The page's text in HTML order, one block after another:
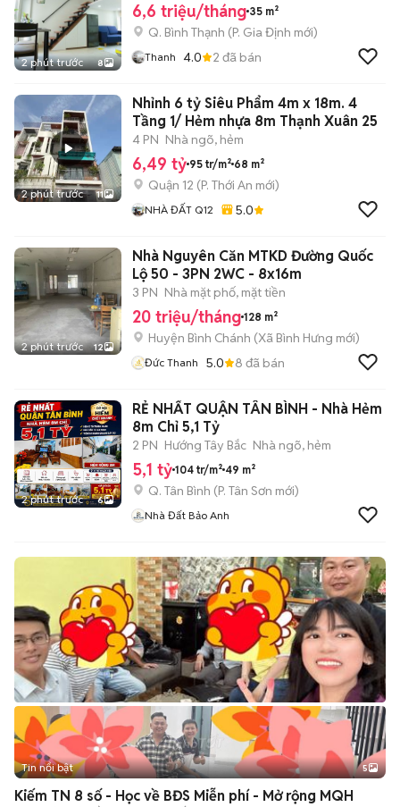
2 phút trước 8
6,6 triệu/tháng 35 m²
Q. Bình Thạnh (P. Gia Định mới)
Thanh 4.0 2 đã bán
2 phút trước 11
Nhỉnh 6 tỷ Siêu Phẩm 4m x 18m. 4
Tầng 1/ Hẻm nhựa 8m Thạnh Xuân 25
4 PN Nhà ngõ, hẻm
6,49 tỷ 95 tr/m² 68 m²
Quận 12 (P. Thới An mới)
NHÀ ĐẤT Q12 5.0
2 phút trước 12
Nhà Nguyên Căn MTKD Đường Quốc
Lộ 50 - 3PN 2WC - 8x16m
3 PN Nhà mặt phố, mặt tiền
20 triệu/tháng 128 m²
Huyện Bình Chánh (Xã Bình Hưng mới)
Đức Thanh 5.0 8 đã bán
2 phút trước 6
RẺ NHẤT QUẬN TÂN BÌNH - Nhà Hẻm
8m Chỉ 5,1 Tỷ
2 PN Hướng Tây Bắc Nhà ngõ, hẻm
5,1 tỷ 104 tr/m² 49 m²
Q. Tân Bình (P. Tân Sơn mới)
Nhà Đất Bảo Anh
Tin nổi bật 5
Kiếm TN 8 số - Học về BĐS Miễn phí - Mở rộng MQH